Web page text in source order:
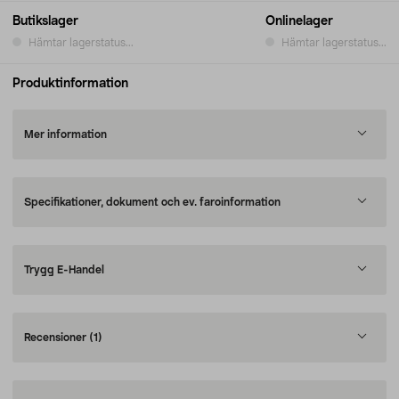
Butikslager
Hämtar lagerstatus...
Onlinelager
Hämtar lagerstatus...
Produktinformation
Mer information
Specifikationer, dokument och ev. faroinformation
Trygg E-Handel
Recensioner (1)